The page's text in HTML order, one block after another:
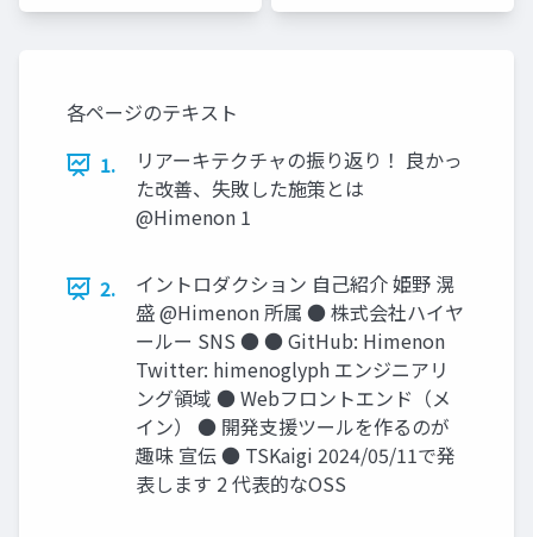
各ページのテキスト
1.
リアーキテクチャの振り返り！ 良かっ
た改善、失敗した施策とは
@Himenon 1
2.
イントロダクション 自己紹介 姫野 滉
盛 @Himenon 所属 ● 株式会社ハイヤ
ールー SNS ● ● GitHub: Himenon
Twitter: himenoglyph エンジニアリ
ング領域 ● Webフロントエンド（メ
イン） ● 開発支援ツールを作るのが
趣味 宣伝 ● TSKaigi 2024/05/11で発
表します 2 代表的なOSS